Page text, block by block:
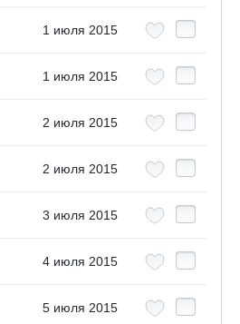
1 июля 2015
1 июля 2015
2 июля 2015
2 июля 2015
3 июля 2015
4 июля 2015
5 июля 2015